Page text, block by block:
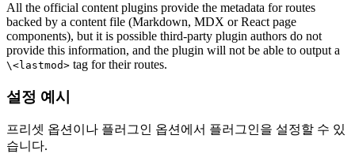
All the official content plugins provide the metadata for routes
backed by a content file (Markdown, MDX or React page
components), but it is possible third-party plugin authors do not
provide this information, and the plugin will not be able to output a
\<lastmod> tag for their routes.
설정 예시
프리셋 옵션이나 플러그인 옵션에서 플러그인을 설정할 수 있
습니다.